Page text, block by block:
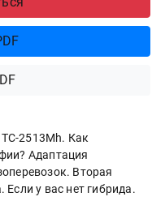
2513Mh. Как
Адаптация
Вторая
у вас нет гибрида.